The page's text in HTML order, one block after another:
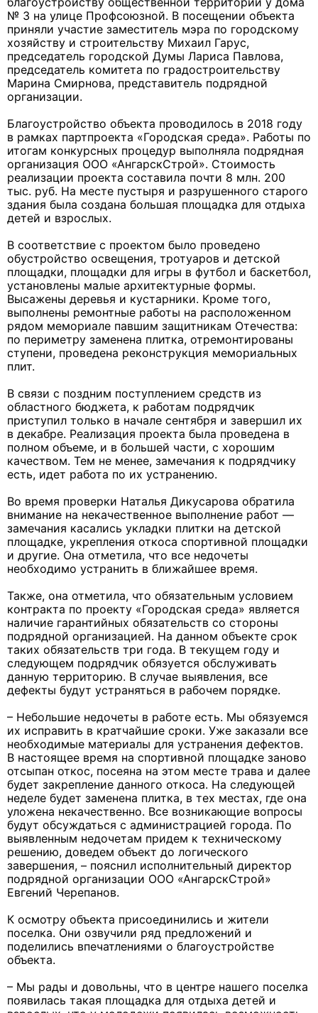
№ 3 на улице Профсоюзной. В посещении объекта
приняли участие заместитель мэра по городскому
хозяйству и строительству Михаил Гарус,
председатель городской Думы Лариса Павлова,
председатель комитета по градостроительству
Марина Смирнова, представитель подрядной
организации.
Благоустройство объекта проводилось в 2018 году
в рамках партпроекта «Городская среда». Работы по
итогам конкурсных процедур выполняла подрядная
организация ООО «АнгарскСтрой». Стоимость
реализации проекта составила почти 8 млн. 200
тыс. руб. На месте пустыря и разрушенного старого
здания была создана большая площадка для отдыха
детей и взрослых.
В соответствие с проектом было проведено
обустройство освещения, тротуаров и детской
площадки, площадки для игры в футбол и баскетбол,
установлены малые архитектурные формы.
Высажены деревья и кустарники. Кроме того,
выполнены ремонтные работы на расположенном
рядом мемориале павшим защитникам Отечества:
по периметру заменена плитка, отремонтированы
ступени, проведена реконструкция мемориальных
плит.
В связи с поздним поступлением средств из
областного бюджета, к работам подрядчик
приступил только в начале сентября и завершил их
в декабре. Реализация проекта была проведена в
полном объеме, и в большей части, с хорошим
качеством. Тем не менее, замечания к подрядчику
есть, идет работа по их устранению.
Во время проверки Наталья Дикусарова обратила
внимание на некачественное выполнение работ —
замечания касались укладки плитки на детской
площадке, укрепления откоса спортивной площадки
и другие. Она отметила, что все недочеты
необходимо устранить в ближайшее время.
Также, она отметила, что обязательным условием
контракта по проекту «Городская среда» является
наличие гарантийных обязательств со стороны
подрядной организацией. На данном объекте срок
таких обязательств три года. В текущем году и
следующем подрядчик обязуется обслуживать
данную территорию. В случае выявления, все
дефекты будут устраняться в рабочем порядке.
– Небольшие недочеты в работе есть. Мы обязуемся
их исправить в кратчайшие сроки. Уже заказали все
необходимые материалы для устранения дефектов.
В настоящее время на спортивной площадке заново
отсыпан откос, посеяна на этом месте трава и далее
будет закрепление данного откоса. На следующей
неделе будет заменена плитка, в тех местах, где она
уложена некачественно. Все возникающие вопросы
будут обсуждаться с администрацией города. По
выявленным недочетам придем к техническому
решению, доведем объект до логического
завершения, – пояснил исполнительный директор
подрядной организации ООО «АнгарскСтрой»
Евгений Черепанов.
К осмотру объекта присоединились и жители
поселка. Они озвучили ряд предложений и
поделились впечатлениями о благоустройстве
объекта.
– Мы рады и довольны, что в центре нашего поселка
появилась такая площадка для отдыха детей и